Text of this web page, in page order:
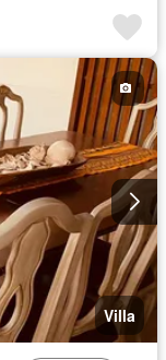
Villa